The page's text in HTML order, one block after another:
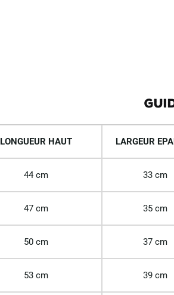
LONGUEUR HAUT LARGEUR
44 cm 33 cm
47 cm 35 cm
50 cm 37 cm
53 cm 39 cm